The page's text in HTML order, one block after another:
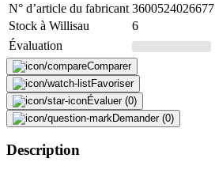
N° d’article du fabricant 3600524026677
Stock à Willisau
6
Évaluation
Comparer
Favoriser
Évaluer (0)
Demander (0)
Description